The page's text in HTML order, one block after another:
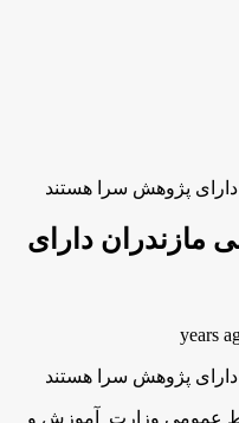
مازندران دارای
عمومی وزارت آموزش و